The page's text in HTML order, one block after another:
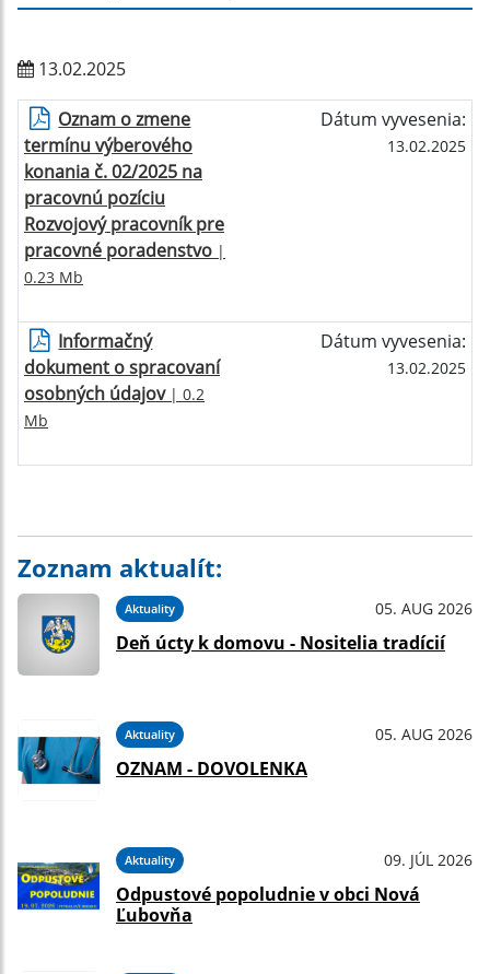
13.02.2025
Oznam o zmene
termínu výberového
konania č. 02/2025 na
pracovnú pozíciu
Rozvojový pracovník pre
pracovné poradenstvo |
0.23 Mb
Dátum vyvesenia:
13.02.2025
Informačný
dokument o spracovaní
osobných údajov| 0.2
Mb
Dátum vyvesenia:
13.02.2025
Zoznam aktualít:
Aktuality 05. AUG 2026
Deň úcty k domovu - Nositelia tradícií
Aktuality 05. AUG 2026
OZNAM - DOVOLENKA
Aktuality 09. JÚL 2026
Odpustové popoludnie v obci Nová
Ľubovňa